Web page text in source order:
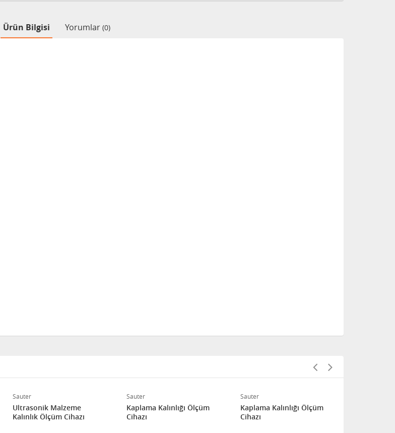
Ürün Bilgisi Yorumlar (0)
Sauter
Ultrasonik Malzeme
Kalınlık Ölçüm Cihazı
Sauter
Kaplama Kalınlığı Ölçüm
Cihazı
Sauter
Kaplama Kalınlığı Ölçüm
Cihazı